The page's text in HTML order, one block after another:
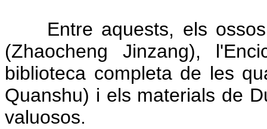
Entre aquests, els ossos
(Zhaocheng Jinzang),
biblioteca completa de les
Quanshu) i els materials de
valuosos.